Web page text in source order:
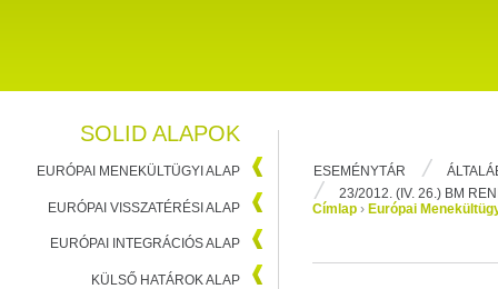
ESEMÉNYTÁR
23/2012. (IV. 26.) BM
SOLID ALAPOK
EURÓPAI MENEKÜLTÜGYI ALAP
EURÓPAI VISSZATÉRÉSI ALAP
EURÓPAI INTEGRÁCIÓS ALAP
KÜLSŐ HATÁROK ALAP
Címlap › Európai